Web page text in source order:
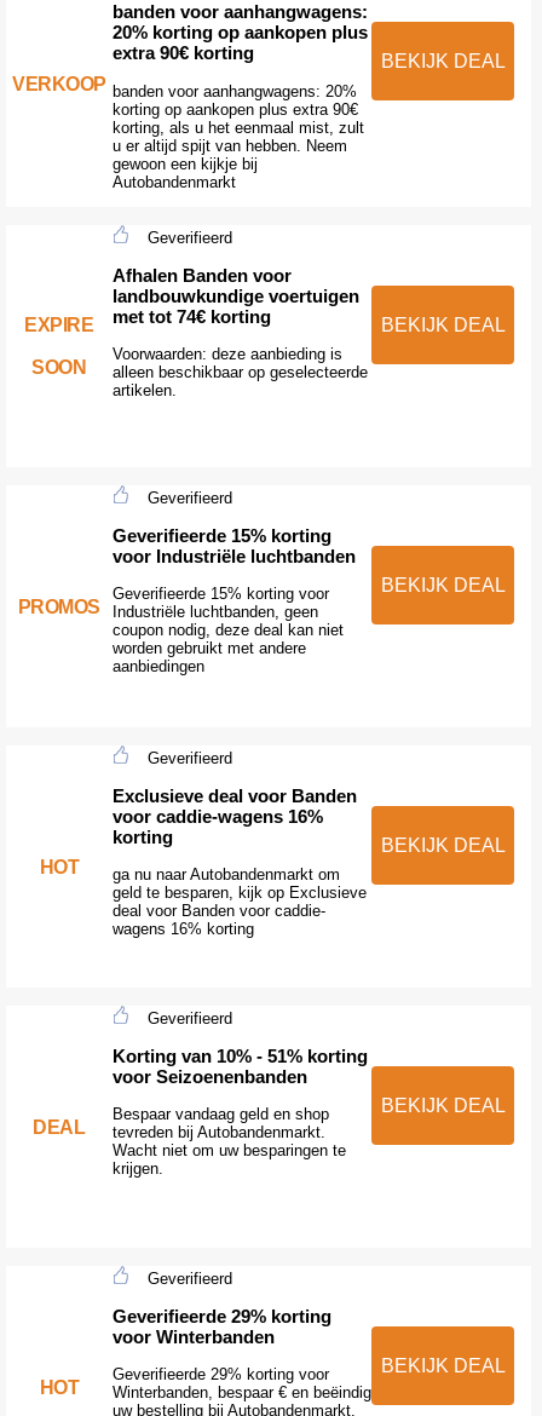
VERKOOP
banden voor aanhangwagens:
20% korting op aankopen plus
extra 90€ korting
banden voor aanhangwagens: 20%
korting op aankopen plus extra 90€
korting, als u het eenmaal mist, zult
u er altijd spijt van hebben. Neem
gewoon een kijkje bij
Autobandenmarkt
BEKIJK DEAL
EXPIRE
SOON
Geverifieerd
Afhalen Banden voor
landbouwkundige voertuigen
met tot 74€ korting
Voorwaarden: deze aanbieding is
alleen beschikbaar op geselecteerde
artikelen.
BEKIJK DEAL
PROMOS
Geverifieerd
Geverifieerde 15% korting
voor Industriële luchtbanden
Geverifieerde 15% korting voor
Industriële luchtbanden, geen
coupon nodig, deze deal kan niet
worden gebruikt met andere
aanbiedingen
BEKIJK DEAL
HOT
Geverifieerd
Exclusieve deal voor Banden
voor caddie-wagens 16%
korting
ga nu naar Autobandenmarkt om
geld te besparen, kijk op Exclusieve
deal voor Banden voor caddie-
wagens 16% korting
BEKIJK DEAL
DEAL
Geverifieerd
Korting van 10% - 51% korting
voor Seizoenenbanden
Bespaar vandaag geld en shop
tevreden bij Autobandenmarkt.
Wacht niet om uw besparingen te
krijgen.
BEKIJK DEAL
HOT
Geverifieerd
Geverifieerde 29% korting
voor Winterbanden
Geverifieerde 29% korting voor
Winterbanden, bespaar € en beëindig
uw bestelling bij Autobandenmarkt.
BEKIJK DEAL